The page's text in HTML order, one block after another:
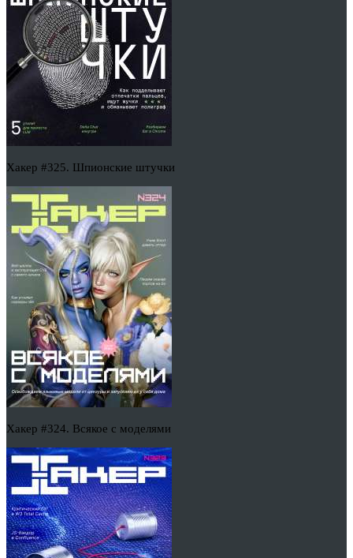
Хакер #325. Шпионские штучки
Хакер #324. Всякое с моделями